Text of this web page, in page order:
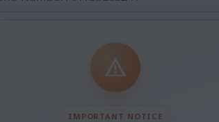
sanower@gmail.com
IMPORTANT NOTICE